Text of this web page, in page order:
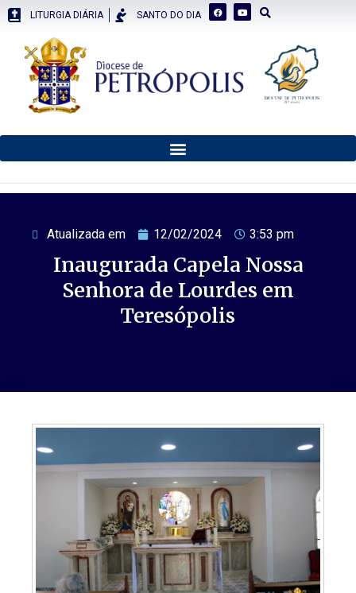
LITURGIA DIÁRIA SANTO DO DIA
Atualizada em 12/02/2024 3:53 pm
Inaugurada Capela Nossa
Senhora de Lourdes em
Teresópolis